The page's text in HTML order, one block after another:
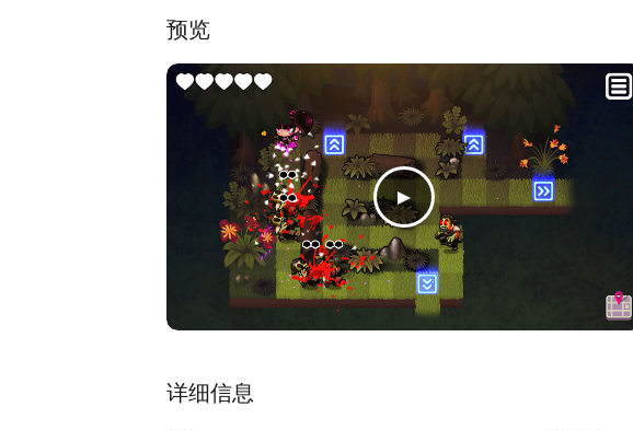
如果想要通关游戏，你需要根据敌人的分布与行为规律确定自己的进
工厂里穿戴着坚固护甲的机甲士兵，浮游在空中的幽灵小怪，令人
待你找到弱点，还有惊险刺激的 Boss 战等待你的挑战！
- 为你带来了八个小时以上诚意满满、难度逐渐提升的游戏内容
- 通过游戏了解“快刀小金”的传奇故事
- 在神秘森林、黑暗墓穴、神秘实验室、军事基地中探索并拯救这个世
- 找到弱点击败20多种行为各异的敌人，当然了，Boss 战也不能少！
- 收集隐藏宝物解锁包含“心灵感应”、“瞬移”、“布置陷阱”在内彻底
预览
详细信息